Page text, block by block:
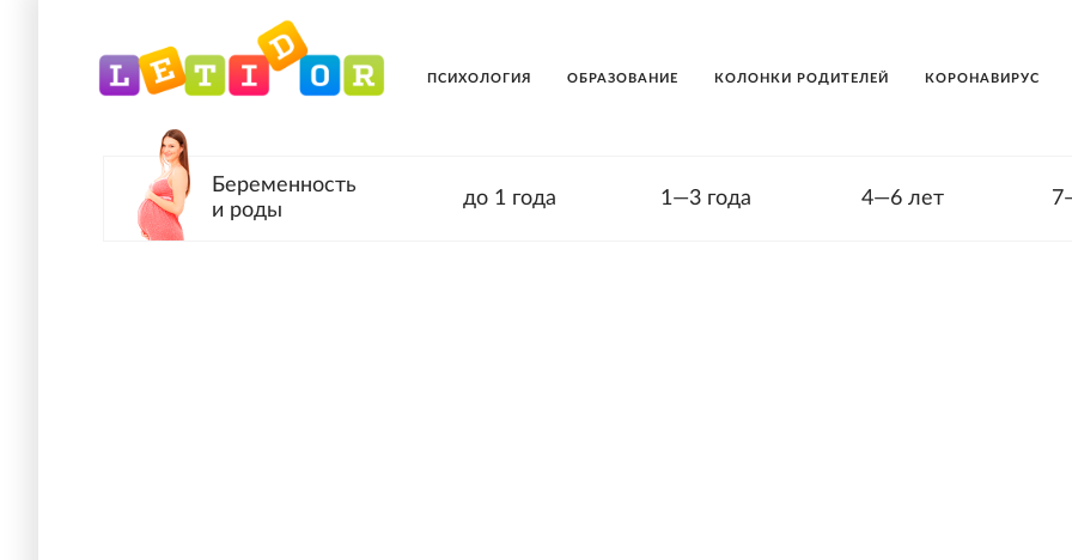
ПСИХОЛОГИЯ ОБРАЗОВАНИЕ КОЛОНКИ РОДИТЕЛЕЙ КОРОНАВИРУС
Беременность
и роды
до 1 года 1—3 года 4—6 лет